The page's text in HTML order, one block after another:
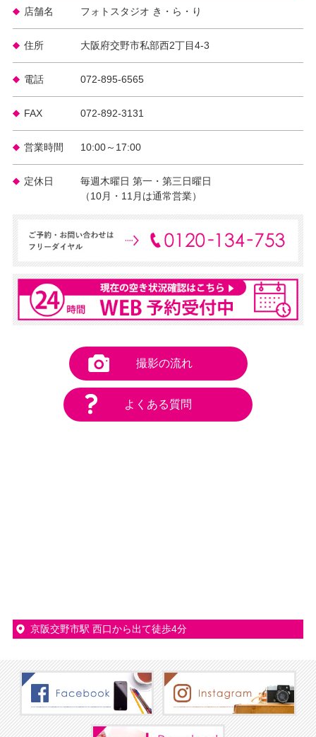
店舗名 フォトスタジオ き・ら・り
住所 大阪府交野市私部西2丁目4-3
電話 072-895-6565
FAX 072-892-3131
営業時間 10:00～17:00
定休日
毎週木曜日 第一・第三日曜日
（10月・11月は通常営業）
撮影の流れ
よくある質問
京阪交野市駅 西口から出て徒歩4分